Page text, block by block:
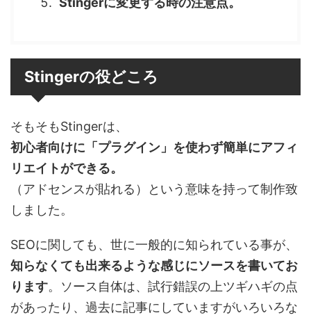
Stingerの役どころ
そもそもStingerは、
初心者向けに「プラグイン」を使わず簡単にアフィ
リエイトができる。
（アドセンスが貼れる）という意味を持って制作致
しました。
SEOに関しても、世に一般的に知られている事が、
知らなくても出来るような感じにソースを書いてお
ります。ソース自体は、試行錯誤の上ツギハギの点
があったり、過去に記事にしていますがいろいろな